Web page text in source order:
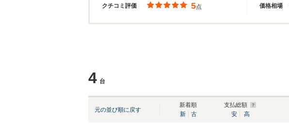
クチコミ評価 価格相場
5点
4 台
元の並び順に戻す
新着順
新
古
支払総額
安
高